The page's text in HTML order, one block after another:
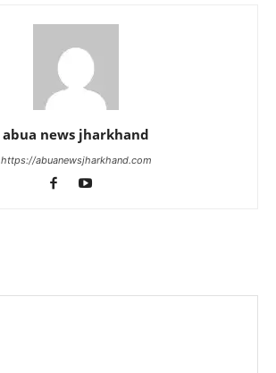
abua news jharkhand
https://abuanewsjharkhand.com